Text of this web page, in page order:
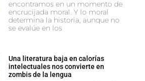
encontramos en un momento de
encrucijada moral. Y lo moral
determina la historia, aunque no
se evalúe en los
Una literatura baja en calorías
intelectuales nos convierte en
zombis de la lengua